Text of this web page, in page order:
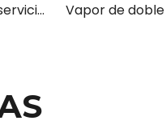
Cocina de arroz de gas de servicio pesado (24 trama)